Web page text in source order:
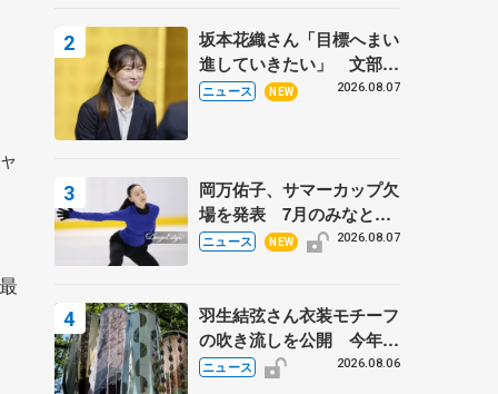
坂本花織さん「目標へまい
進していきたい」 文部科
学省スポーツ表彰式で代表
ニュース NEW 2026.08.07
岡万佑子、サマーカップ欠
場を発表 7月のみなとア
クルス杯は腰痛の影響で
ニュース NEW 2026.08.07
羽生結弦さん衣装モチーフ
の吹き流しを公開 今年は
「春よ、来い」、仙台の瑞
ニュース 2026.08.06